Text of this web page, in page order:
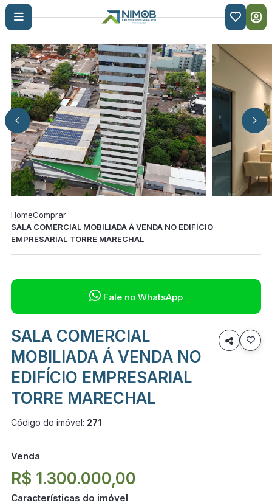

HomeComprar
SALA COMERCIAL MOBILIADA Á VENDA NO EDIFÍCIO
EMPRESARIAL TORRE MARECHAL
 Fale no WhatsApp
SALA COMERCIAL
MOBILIADA Á VENDA NO
EDIFÍCIO EMPRESARIAL
TORRE MARECHAL

Código do imóvel: 271
Venda
R$ 1.300.000,00
Características do imóvel